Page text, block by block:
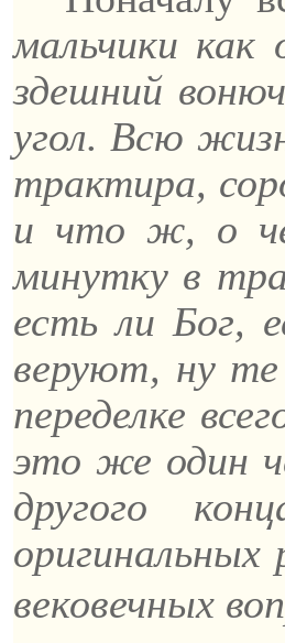
мальчики как
здешний
угол. Всю
трактира,
и что ж, о
минутку в
есть ли Бог,
веруют, ну те
переделке
это же один
другого
вековечных